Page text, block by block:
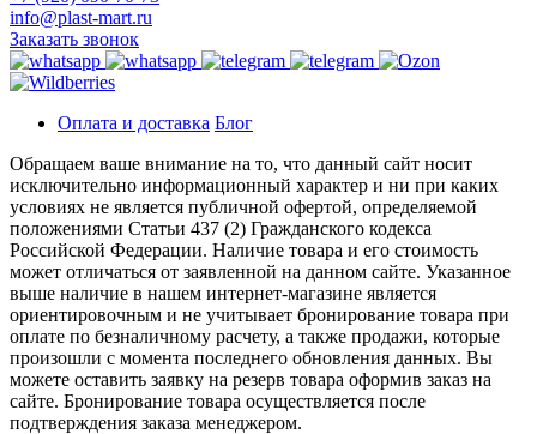
info@plast-mart.ru
Заказать звонок
Оплата и доставка Блог
Обращаем ваше внимание на то, что данный сайт носит
исключительно информационный характер и ни при каких
условиях не является публичной офертой, определяемой
положениями Статьи 437 (2) Гражданского кодекса
Российской Федерации. Наличие товара и его стоимость
может отличаться от заявленной на данном сайте. Указанное
выше наличие в нашем интернет-магазине является
ориентировочным и не учитывает бронирование товара при
оплате по безналичному расчету, а также продажи, которые
произошли с момента последнего обновления данных. Вы
можете оставить заявку на резерв товара оформив заказ на
сайте. Бронирование товара осуществляется после
подтверждения заказа менеджером.